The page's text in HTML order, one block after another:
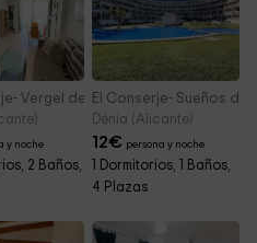
Vergel de Denia D034
y noche
2 Baños,
El Conserje- Sueños del
Dénia (Alicante)
12€ persona y noche
1 Dormitorios, 1 Baños,
4 Plazas